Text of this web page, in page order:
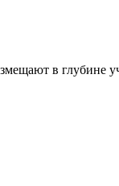
в глубине